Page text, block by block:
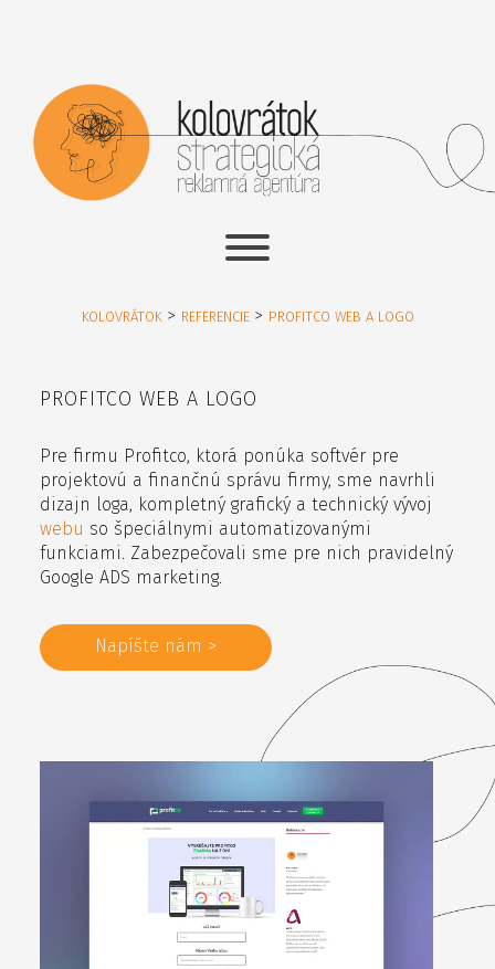
KOLOVRÁTOK > REFERENCIE > PROFITCO WEB A LOGO
PROFITCO WEB A LOGO
Pre firmu Profitco, ktorá ponúka softvér pre
projektovú a finančnú správu firmy, sme navrhli
dizajn loga, kompletný grafický a technický vývoj
webu so špeciálnymi automatizovanými
funkciami. Zabezpečovali sme pre nich pravidelný
Google ADS marketing.
Napíšte nám >